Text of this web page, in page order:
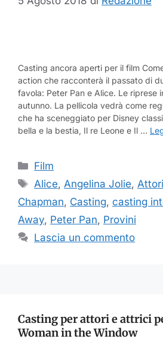
Casting ancora aperti per il film
action che racconterà il passato di
favola: Peter Pan e Alice. Le riprese
autunno. La pellicola vedrà come
che ha sceneggiato per Disney
bella e la bestia, Il re Leone e Il …
Categorie
Film
Tag
Alice, Angelina Jolie, Attori
Chapman, Casting, casting
Away, Peter Pan, Provini
Lascia un commento
Casting per attori e attrici
Woman in the Window